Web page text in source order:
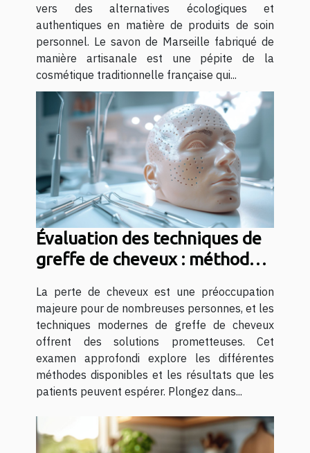
vers des alternatives écologiques et
authentiques en matière de produits de soin
personnel. Le savon de Marseille fabriqué de
manière artisanale est une pépite de la
cosmétique traditionnelle française qui...
Évaluation des techniques de
greffe de cheveux : méthodes
La perte de cheveux est une préoccupation
majeure pour de nombreuses personnes, et les
techniques modernes de greffe de cheveux
offrent des solutions prometteuses. Cet
examen approfondi explore les différentes
méthodes disponibles et les résultats que les
patients peuvent espérer. Plongez dans...